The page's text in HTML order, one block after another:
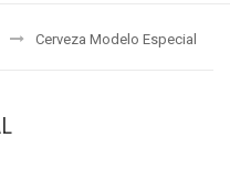
Cerveza Modelo Especial